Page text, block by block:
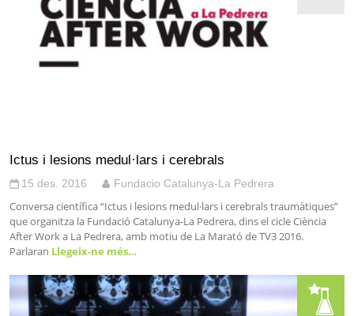
Ictus i lesions medul·lars i cerebrals
15 des. 2016 Fundacio Catalunya-La Pedrera
Conversa científica “Ictus i lesions medul·lars i cerebrals traumàtiques”
que organitza la Fundació Catalunya-La Pedrera, dins el cicle Ciència
After Work a La Pedrera, amb motiu de La Marató de TV3 2016.
Parlaran Llegeix-ne més…